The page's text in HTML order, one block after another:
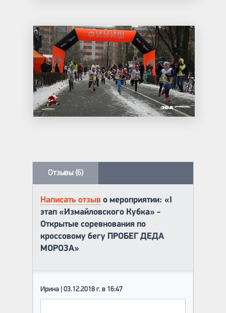
Отзывы (6)
Написать отзыв о мероприятии: «I
этап «Измайловского Кубка» -
Открытые соревнования по
кроссовому бегу ПРОБЕГ ДЕДА
МОРОЗА»
Ирина | 03.12.2018 г. в 16:47